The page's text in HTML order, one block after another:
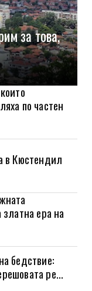
за това,
по частен
в Кюстендил
ера на
бедствие:
ре...